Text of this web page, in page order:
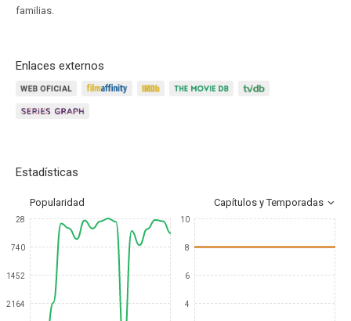
familias.
Enlaces externos
Estadísticas
Popularidad Capítulos y Temporadas
28
740
1452
2164
10
8
6
4